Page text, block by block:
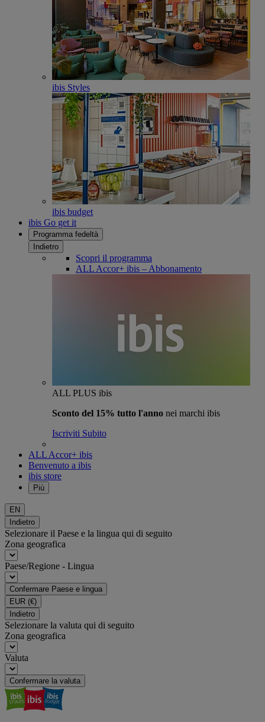
ibis Styles
ibis budget
ibis Go get it
Programma fedeltà
Indietro
Scopri il programma
ALL Accor+ ibis – Abbonamento
ALL PLUS ibis
Sconto del 15% tutto l'anno nei marchi ibis
Iscriviti Subito
ALL Accor+ ibis
Benvenuto a ibis
ibis store
Più
EN
Indietro
Selezionare il Paese e la lingua qui di seguito
Zona geografica
Paese/Regione - Lingua
Confermare Paese e lingua
EUR (€)
Indietro
Selezionare la valuta qui di seguito
Zona geografica
Valuta
Confermare la valuta